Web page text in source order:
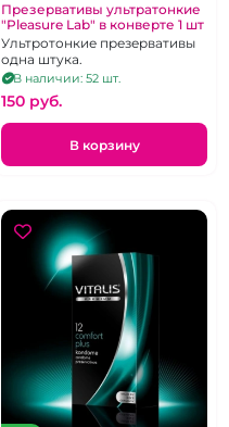
Презервативы ультратонкие
"Pleasure Lab" в конверте 1 шт
Ультротонкие презервативы
одна штука.
В наличии: 52 шт.
150 pуб.
В корзину